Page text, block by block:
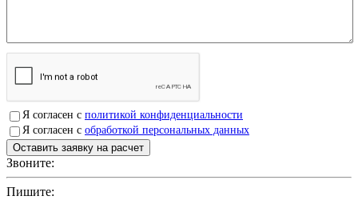
Я согласен с политикой конфиденциальности
Я согласен с обработкой персональных данных
Звоните:
Пишите: